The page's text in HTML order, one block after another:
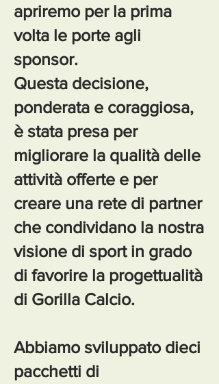
apriremo per la prima
volta le porte agli
sponsor.
Questa decisione,
ponderata e coraggiosa,
è stata presa per
migliorare la qualità delle
attività offerte e per
creare una rete di partner
che condividano la nostra
visione di sport in grado
di favorire la progettualità
di Gorilla Calcio.
Abbiamo sviluppato dieci
pacchetti di